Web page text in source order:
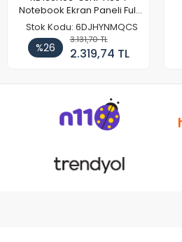
Notebook Ekran Paneli Full
HD
Stok Kodu: 6DJHYNMQCS
%26
3.131,70 TL
2.319,74 TL